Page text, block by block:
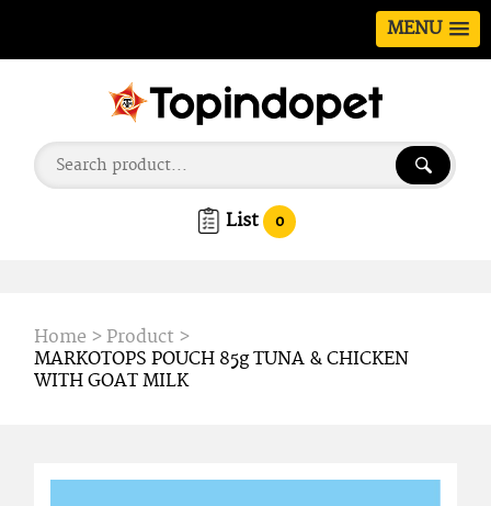
MENU
List 0
Home >Product >
MARKOTOPS POUCH 85g TUNA & CHICKEN
WITH GOAT MILK